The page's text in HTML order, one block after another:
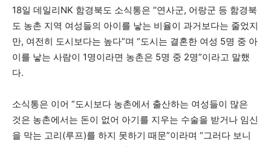
18일 데일리NK 함경북도 소식통은 “연사군, 어랑군 등 함경북
도 농촌 지역 여성들의 아이를 낳는 비율이 과거보다는 줄었지
만, 여전히 도시보다는 높다”며 “도시는 결혼한 여성 5명 중 아
이를 낳는 사람이 1명이라면 농촌은 5명 중 2명”이라고 말했
다.
소식통은 이어 “도시보다 농촌에서 출산하는 여성들이 많은
것은 농촌에서는 돈이 없어 아기를 지우는 수술을 받거나 임신
을 막는 고리(루프)를 하지 못하기 때문”이라며 “그러다 보니